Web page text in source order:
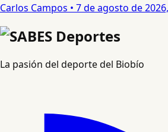
Carlos Campos • 7 de agosto de
La pasión del deporte del Biobío